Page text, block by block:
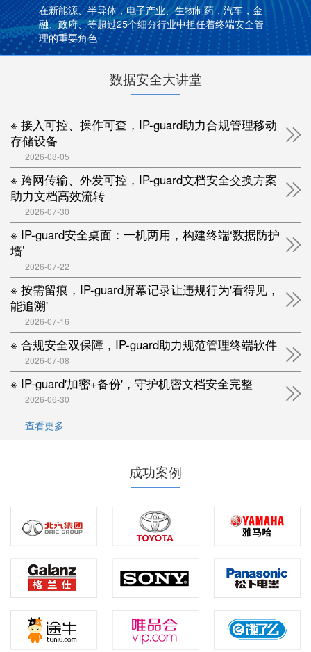
在新能源、半导体，电子产业、生物制药，汽车，金
融、政府、等超过25个细分行业中担任着终端安全管
理的重要角色
数据安全大讲堂
※ 接入可控、操作可查，IP-guard助力合规管理移动
存储设备
2026-08-05
※ 跨网传输、外发可控，IP-guard文档安全交换方案
助力文档高效流转
2026-07-30
※ IP-guard安全桌面：一机两用，构建终端‘数据防护
墙’
2026-07-22
※ 按需留痕，IP-guard屏幕记录让违规行为'看得见，
能追溯'
2026-07-16
※ 合规安全双保障，IP-guard助力规范管理终端软件
2026-07-08
※ IP-guard'加密+备份'，守护机密文档安全完整
2026-06-30
查看更多
成功案例